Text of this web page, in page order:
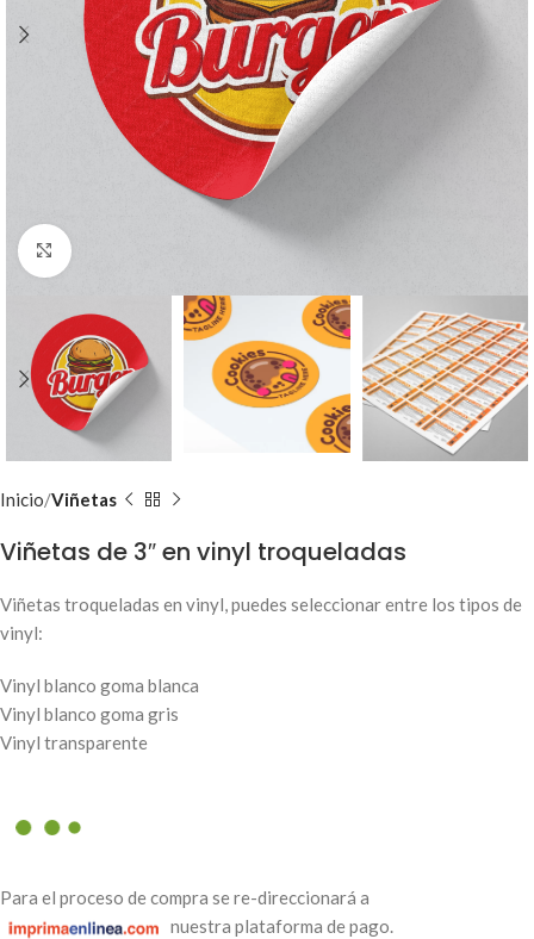
Clic para ampliar
Inicio Viñetas
Viñetas de 3″ en vinyl troqueladas
Viñetas troqueladas en vinyl, puedes seleccionar entre los tipos de
vinyl:
Vinyl blanco goma blanca
Vinyl blanco goma gris
Vinyl transparente
Para el proceso de compra se re-direccionará a
nuestra plataforma de pago.